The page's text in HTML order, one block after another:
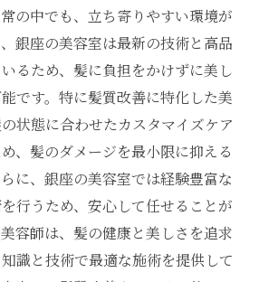
の中でも、立ち寄りやすい環境が
銀座の美容室は最新の技術と高品
るため、髪に負担をかけずに美し
です。特に髪質改善に特化した美
状態に合わせたカスタマイズケア
、髪のダメージを最小限に抑える
に、銀座の美容室では経験豊富な
行うため、安心して任せることが
容師は、髪の健康と美しさを追求
識と技術で最適な施術を提供して